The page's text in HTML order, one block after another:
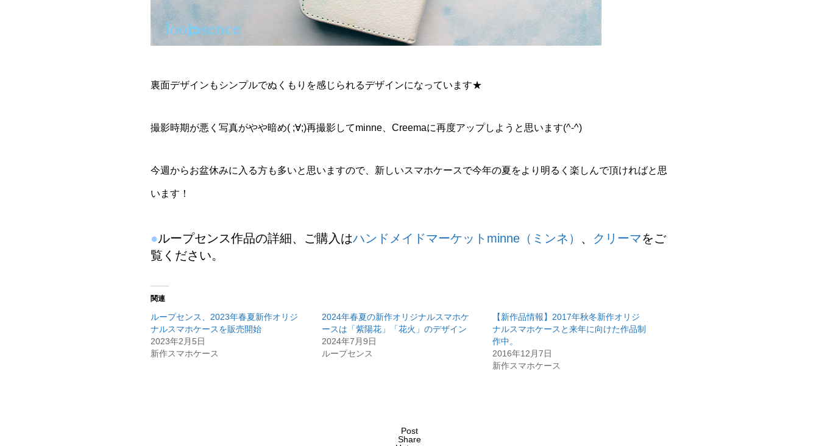
裏面デザインもシンプルでぬくもりを感じられるデザインになっています★
撮影時期が悪く写真がやや暗め( ;∀;)再撮影してminne、Creemaに再度アップしようと思います(^-^)
今週からお盆休みに入る方も多いと思いますので、新しいスマホケースで今年の夏をより明るく楽しんで頂ければと思
います！
●ループセンス作品の詳細、ご購入はハンドメイドマーケットminne（ミンネ） 、 クリーマをご
覧ください。
関連
ループセンス、2023年春夏新作オリジ
ナルスマホケースを販売開始
2023年2月5日
新作スマホケース
2024年春夏の新作オリジナルスマホケ
ースは「紫陽花」「花火」のデザイン
2024年7月9日
ループセンス
【新作品情報】2017年秋冬新作オリジ
ナルスマホケースと来年に向けた作品制
作中。
2016年12月7日
新作スマホケース
Post
Share